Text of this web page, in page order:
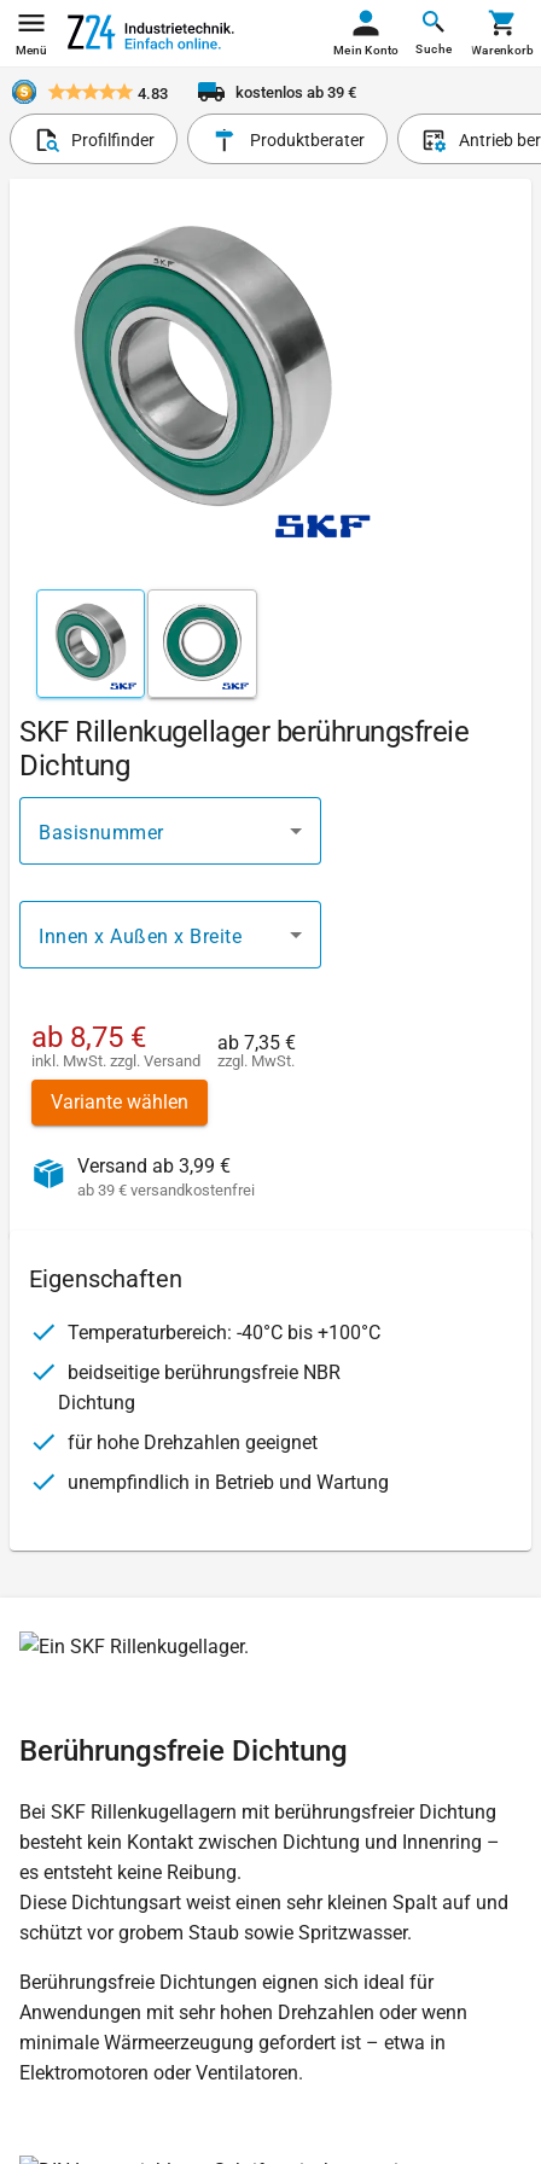
Menü Suche
Mein Konto Warenkorb
4.83 kostenlos ab 39 €
Profilfinder Produktberater Antrieb
SKF Rillenkugellager berührungsfreie
Dichtung
Basisnummer
Innen x Außen x Breite
ab 8,75 €
inkl. MwSt. zzgl. Versand
ab 7,35 €
zzgl. MwSt.
Variante wählen
Versand ab 3,99 €
ab 39 € versandkostenfrei
Eigenschaften
Temperaturbereich: -40°C bis +100°C
beidseitige berührungsfreie NBR
Dichtung
für hohe Drehzahlen geeignet
unempfindlich in Betrieb und Wartung
Berührungsfreie Dichtung
Bei SKF Rillenkugellagern mit berührungsfreier Dichtung
besteht kein Kontakt zwischen Dichtung und Innenring –
es entsteht keine Reibung.
Diese Dichtungsart weist einen sehr kleinen Spalt auf und
schützt vor grobem Staub sowie Spritzwasser.
Berührungsfreie Dichtungen eignen sich ideal für
Anwendungen mit sehr hohen Drehzahlen oder wenn
minimale Wärmeerzeugung gefordert ist – etwa in
Elektromotoren oder Ventilatoren.